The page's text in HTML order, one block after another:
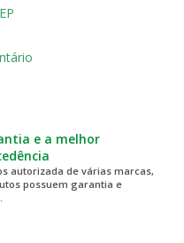
e a melhor
autorizada de várias marcas,
possuem garantia e